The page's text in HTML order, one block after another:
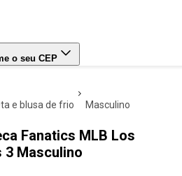
o seu CEP
e blusa de frio masculino
Fanatics MLB Los
3 Masculino